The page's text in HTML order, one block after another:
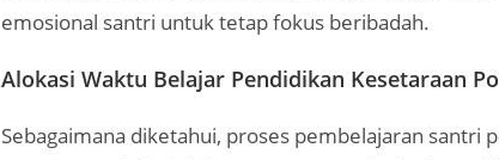
emosional santri untuk tetap fokus beribadah.
Alokasi Waktu Belajar Pendidikan Kesetaraan
Sebagaimana diketahui, proses pembelajaran santri